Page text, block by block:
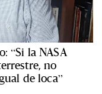
“Si la NASA
no
de loca”